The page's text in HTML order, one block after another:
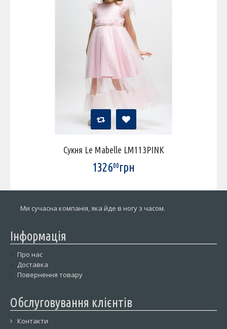
Сукня Le Mabelle LM113PINK
132600грн
Ми сучасна компанія, яка йде в ногу з часом.
Інформація
Про нас
Доставка
Повернення товару
Обслуговування клієнтів
Контакти